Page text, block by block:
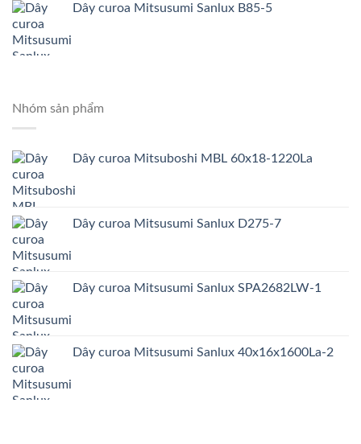
Dây curoa Mitsusumi Sanlux B85-5
Nhóm sản phẩm
Dây curoa Mitsuboshi MBL 60x18-1220La
Dây curoa Mitsusumi Sanlux D275-7
Dây curoa Mitsusumi Sanlux SPA2682LW-1
Dây curoa Mitsusumi Sanlux 40x16x1600La-2